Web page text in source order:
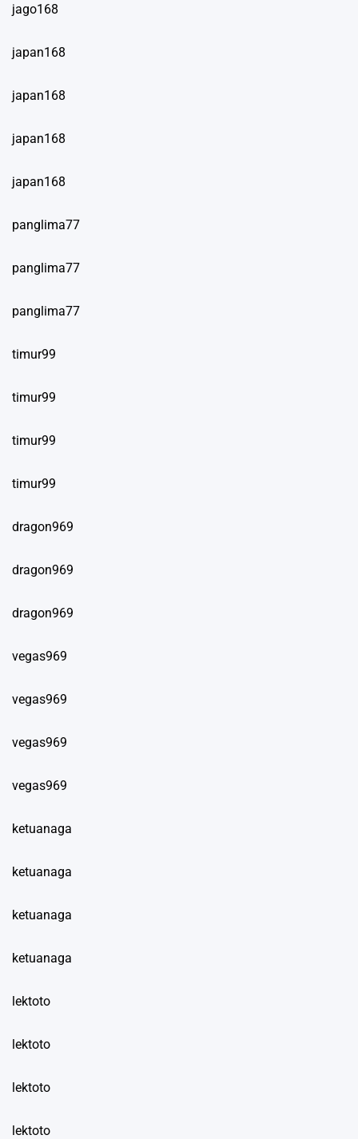
jago168
japan168
japan168
japan168
japan168
panglima77
panglima77
panglima77
timur99
timur99
timur99
timur99
dragon969
dragon969
dragon969
vegas969
vegas969
vegas969
vegas969
ketuanaga
ketuanaga
ketuanaga
ketuanaga
lektoto
lektoto
lektoto
lektoto